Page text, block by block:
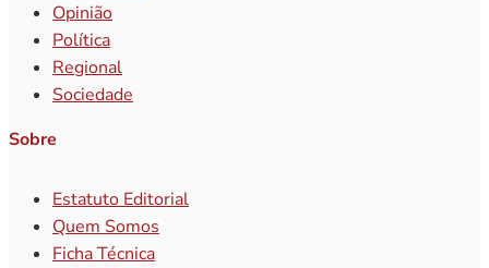
Opinião
Política
Regional
Sociedade
Sobre
Estatuto Editorial
Quem Somos
Ficha Técnica